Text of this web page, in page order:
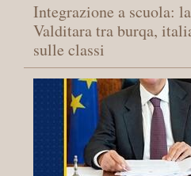
Integrazione a scuola:
Valditara tra burqa,
sulle classi